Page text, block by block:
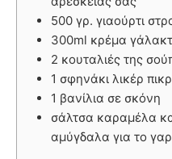
500 γρ. γιαούρτι
300ml κρέμα
2 κουταλιές της
1 σφηνάκι λικέρ
1 βανίλια σε σκόνη
σάλτσα καραμέλα
αμύγδαλα για το